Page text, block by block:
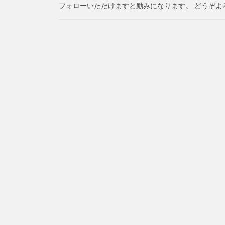
フォローいただけますと励みになります。 どうぞよ